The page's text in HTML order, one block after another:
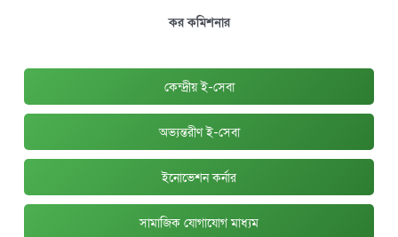
কর কমিশনার
কেন্দ্রীয় ই-সেবা
অভ্যন্তরীণ ই-সেবা
ইনোভেশন কর্নার
সামাজিক যোগাযোগ মাধ্যম